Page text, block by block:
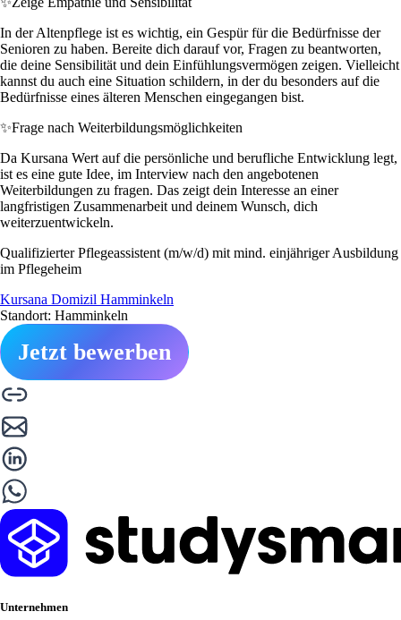
In der Altenpflege ist es wichtig, ein Gespür für die Bedürfnisse der
Senioren zu haben. Bereite dich darauf vor, Fragen zu beantworten,
die deine Sensibilität und dein Einfühlungsvermögen zeigen. Vielleicht
kannst du auch eine Situation schildern, in der du besonders auf die
Bedürfnisse eines älteren Menschen eingegangen bist.
✨Frage nach Weiterbildungsmöglichkeiten
Da Kursana Wert auf die persönliche und berufliche Entwicklung legt,
ist es eine gute Idee, im Interview nach den angebotenen
Weiterbildungen zu fragen. Das zeigt dein Interesse an einer
langfristigen Zusammenarbeit und deinem Wunsch, dich
weiterzuentwickeln.
Qualifizierter Pflegeassistent (m/w/d) mit mind. einjähriger Ausbildung
im Pflegeheim
Kursana Domizil Hamminkeln
Standort: Hamminkeln
Jetzt bewerben
Unternehmen